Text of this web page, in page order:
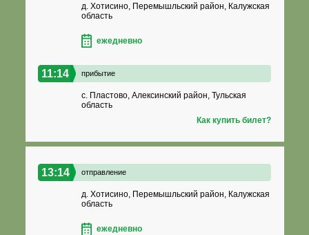
д. Хотисино, Перемышльский район, Калужская
область
ежедневно
11:14 прибытие
с. Пластово, Алексинский район, Тульская
область
Как купить билет?
13:14 отправление
д. Хотисино, Перемышльский район, Калужская
область
ежедневно